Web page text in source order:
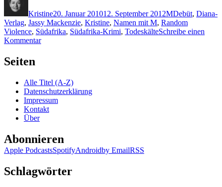
Kristine20. Januar 201012. September 2012MDebüt, Diana-
Verlag, Jassy Mackenzie, Kristine, Namen mit M, Random
Violence, Südafrika, Südafrika-Krimi, TodeskälteSchreibe einen
Kommentarzu
–
Todeskälte
Seiten
Alle Titel (A-Z)
Datenschutzerklärung
Impressum
Kontakt
Über
Abonnieren
Apple PodcastsSpotifyAndroidby EmailRSS
Schlagwörter